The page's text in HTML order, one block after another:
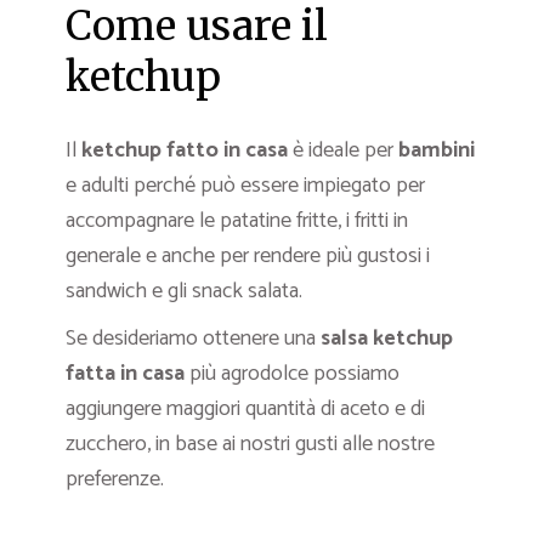
Come usare il
ketchup
Il ketchup fatto in casaè ideale perbambini
e adulti perché può essere impiegato per
accompagnare le patatine fritte, i fritti in
generale e anche per rendere più gustosi i
sandwich e gli snack salata.
Se desideriamo ottenere una salsa ketchup
fatta in casapiù agrodolce possiamo
aggiungere maggiori quantità di aceto e di
zucchero, in base ai nostri gusti alle nostre
preferenze.